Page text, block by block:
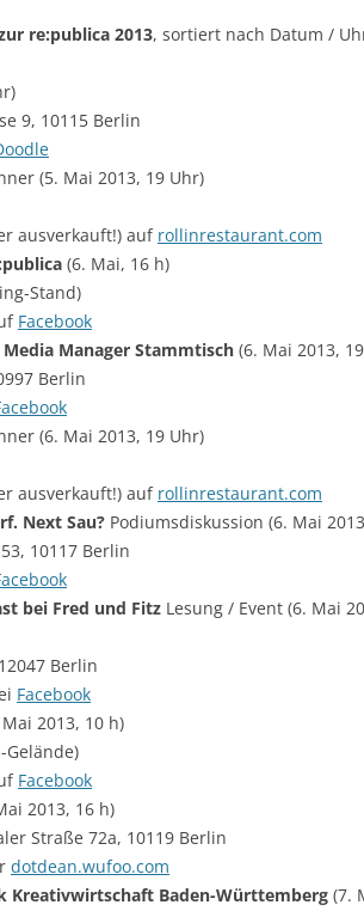
re:publica 2013, sortiert nach Datum /
9, 10115 Berlin
(5. Mai 2013, 19 Uhr)
ausverkauft!) auf rollinrestaurant.com
(6. Mai, 16 h)
Stand)
Facebook
Manager Stammtisch (6. Mai 2013,
Berlin
(6. Mai 2013, 19 Uhr)
ausverkauft!) auf rollinrestaurant.com
Next Sau? Podiumsdiskussion (6. Mai
10117 Berlin
bei Fred und Fitz Lesung / Event (6. Mai
Berlin
Facebook
2013, 10 h)
Facebook
2013, 16 h)
Straße 72a, 10119 Berlin
dotdean.wufoo.com
Kreativwirtschaft Baden-Württemberg (7.